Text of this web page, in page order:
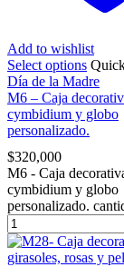
Add to wishlist
Select options
Día de la Madre
M6 – Caja
cymbidium y globo
personalizado.
$320,000
M6 - Caja
cymbidium y globo
personalizado.